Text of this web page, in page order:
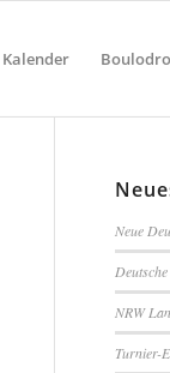
Kalender
Neue
NRW
Turnier-